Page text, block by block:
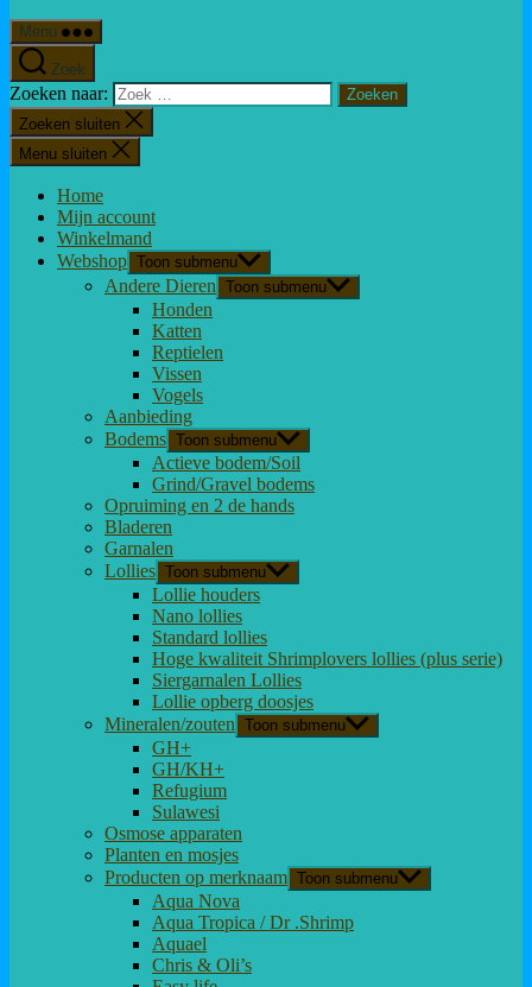
Menu
Zoek
Zoeken naar:
Zoeken sluiten
Menu sluiten
Home
Mijn account
Winkelmand
Webshop Toon submenu
Andere Dieren Toon submenu
Honden
Katten
Reptielen
Vissen
Vogels
Aanbieding
Bodems Toon submenu
Actieve bodem/Soil
Grind/Gravel bodems
Opruiming en 2 de hands
Bladeren
Garnalen
Lollies Toon submenu
Lollie houders
Nano lollies
Standard lollies
Hoge kwaliteit Shrimplovers lollies (plus serie)
Siergarnalen Lollies
Lollie opberg doosjes
Mineralen/zouten Toon submenu
GH+
GH/KH+
Refugium
Sulawesi
Osmose apparaten
Planten en mosjes
Producten op merknaam Toon submenu
Aqua Nova
Aqua Tropica / Dr .Shrimp
Aquael
Chris & Oli’s